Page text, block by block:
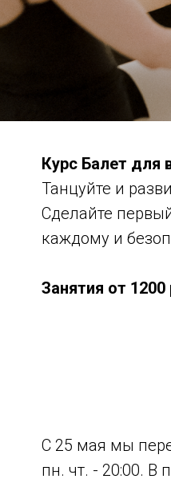
Курс Балет для
Танцуйте и
Сделайте
каждому и
Занятия от 1200
С 25 мая мы
пн. чт. - 20:00. В